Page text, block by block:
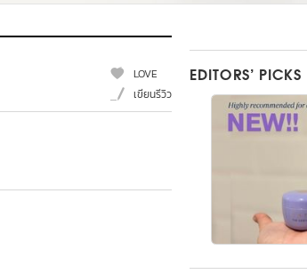
LOVE
เขียนรีวิว
EDITORS’ PICKS